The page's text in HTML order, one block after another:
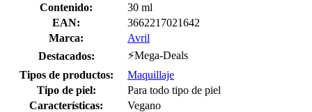
Contenido:
30 ml
EAN:
3662217021642
Marca:
Avril
Destacados:
⚡Mega-Deals
Tipos de productos:
Maquillaje
Tipo de piel:
Para todo tipo de piel
Características:
Vegano